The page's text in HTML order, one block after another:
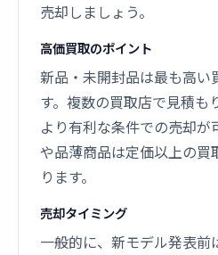
売却しましょう。
高価買取のポイント
新品・未開封品は最も高い
す。複数の買取店で見積も
より有利な条件での売却が
や品薄商品は定価以上の買
ります。
売却タイミング
一般的に、新モデル発表